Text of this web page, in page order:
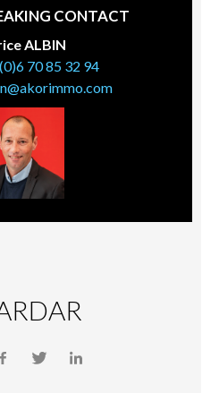
CONTACT
ALBIN
70 85 32 94